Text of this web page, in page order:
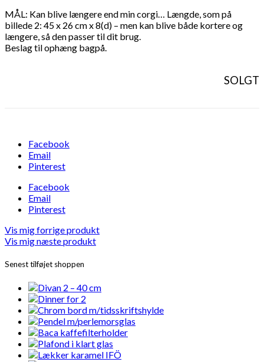
MÅL: Kan blive længere end min corgi… Længde, som på
billede 2: 45 x 26 cm x 8(d) – men kan blive både kortere og
længere, så den passer til dit brug.
Beslag til ophæng bagpå.
SOLGT
Facebook
Email
Pinterest
Facebook
Email
Pinterest
Vis mig forrige produkt
Vis mig næste produkt
Senest tilføjet shoppen